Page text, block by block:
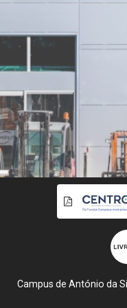
Campus de António da